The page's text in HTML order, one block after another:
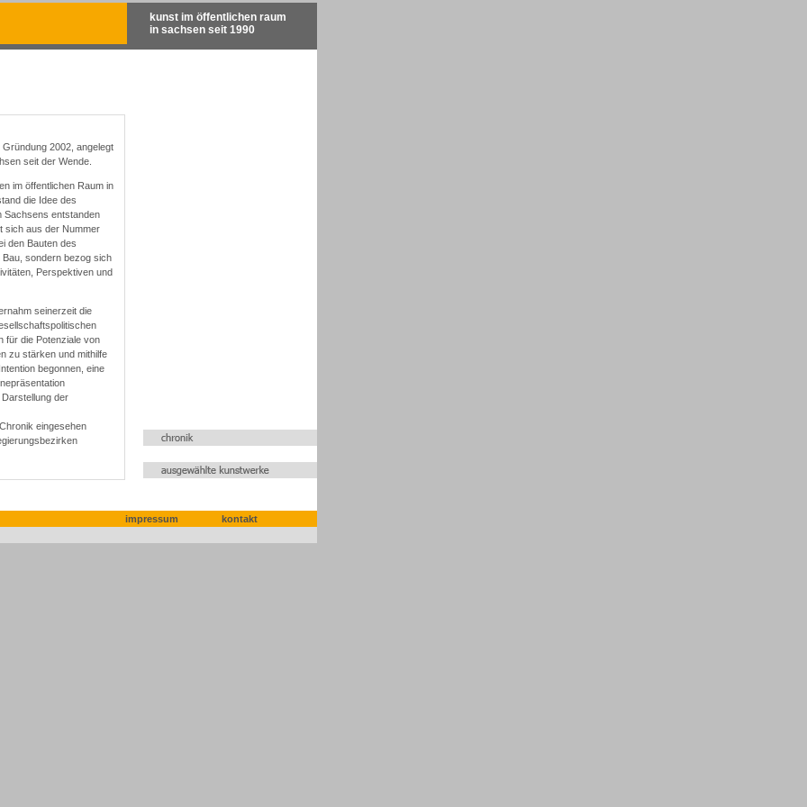
kunst im öffentlichen raum
in sachsen seit 1990
2002, angelegt
seit der Wende.
im öffentlichen Raum in
die Idee des
Sachsens entstanden
sich aus der Nummer
den Bauten des
sondern bezog sich
Perspektiven und
seinerzeit die
für die Potenziale von
zu stärken und mithilfe
begonnen, eine
der
eingesehen
impressum
kontakt